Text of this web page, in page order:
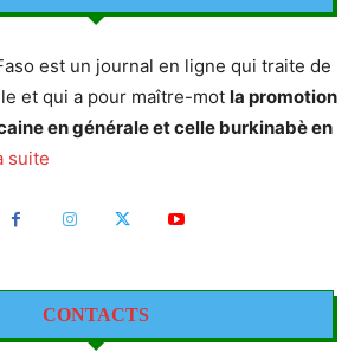
est un journal en ligne qui traite de
et qui a pour maître-mot la promotion
en générale et celle burkinabè en
suite
CONTACTS